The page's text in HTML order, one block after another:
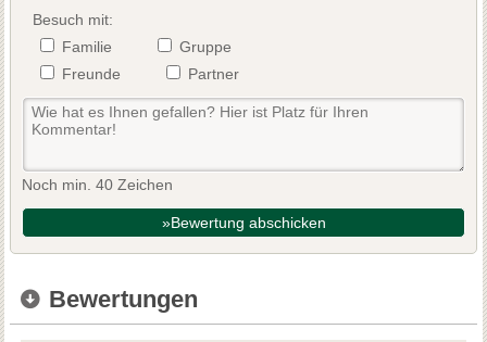
Besuch mit:
Familie
Gruppe
Freunde
Partner
Noch min. 40 Zeichen
»Bewertung abschicken
Bewertungen